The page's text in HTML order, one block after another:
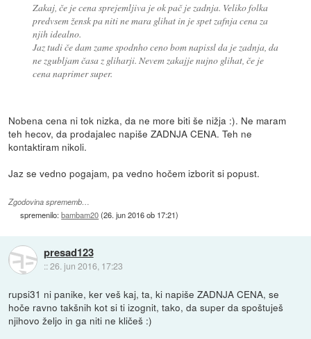
Zakaj, če je cena sprejemljiva je ok pač je zadnja. Veliko folka
predvsem žensk pa niti ne mara glihat in je spet zafnja cena za
njih idealno.
Jaz tudi če dam zame spodnho ceno bom napissl da je zadnja, da
ne zgubljam časa z gliharji. Nevem zakajje nujno glihat, če je
cena naprimer super.
Nobena cena ni tok nizka, da ne more biti še nižja :). Ne maram
teh hecov, da prodajalec napiše ZADNJA CENA. Teh ne
kontaktiram nikoli.
Jaz se vedno pogajam, pa vedno hočem izborit si popust.
Zgodovina sprememb…
spremenilo:bambam20(26. jun 2016 ob 17:21)
presad123
::26. jun 2016, 17:23
rupsi31 ni panike, ker veš kaj, ta, ki napiše ZADNJA CENA, se
hoče ravno takšnih kot si ti izognit, tako, da super da spoštuješ
njihovo željo in ga niti ne kličeš :)